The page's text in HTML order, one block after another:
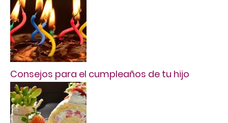
Consejos para el cumpleaños de tu hijo